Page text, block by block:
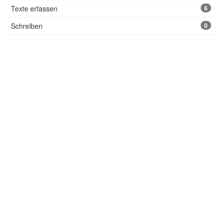
Texte erfassen 6
Schreiben 0